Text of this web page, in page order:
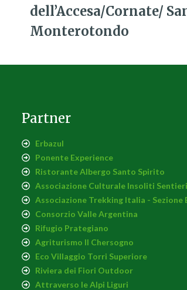
dell’Accesa/Cornate/
Monterotondo
Partner
Erbazul
Ponente Experience
Ristorante Albergo Santo Spirito
Associazione Culturale Insoliti Sentieri
Associazione Trekking Italia - Sezione
Consorzio Valle Argentina
Rifugio Prategiano
Agriturismo Il Chersogno
Eco Villaggio Torri Superiore
Riviera dei Fiori Outdoor
Attraverso le Alpi Liguri